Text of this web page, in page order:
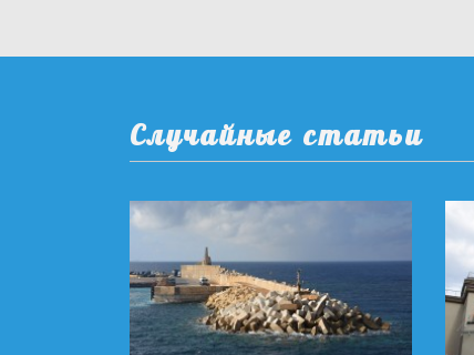
Случайные статьи